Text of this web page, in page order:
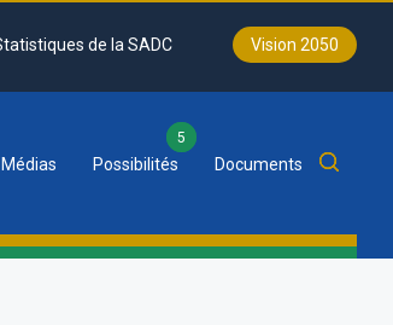
de la SADC Vision 2050
Médias Possibilités
5
Documents